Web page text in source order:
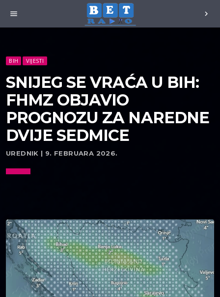
menu chevron_right
BIH VIJESTI
SNIJEG SE VRAĆA U BIH:
FHMZ OBJAVIO
PROGNOZU ZA NAREDNE
DVIJE SEDMICE
UREDNIK | 9. FEBRUARA 2026.